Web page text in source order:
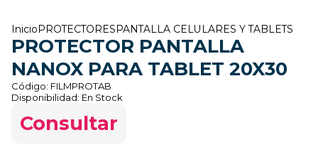
Inicio PROTECTORES PANTALLA CELULARES Y TABLETS
PROTECTOR PANTALLA
NANOX PARA TABLET 20X30
Código: FILMPROTAB
Disponibilidad: En Stock
Consultar